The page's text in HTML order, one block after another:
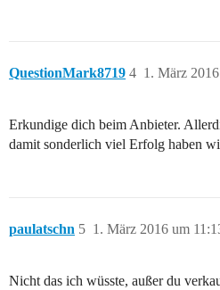
QuestionMark8719 1. März
4
Erkundige dich beim Anbieter.
damit sonderlich viel Erfolg haben
paulatschn 1. März 2016 um
5
Nicht das ich wüsste, außer du